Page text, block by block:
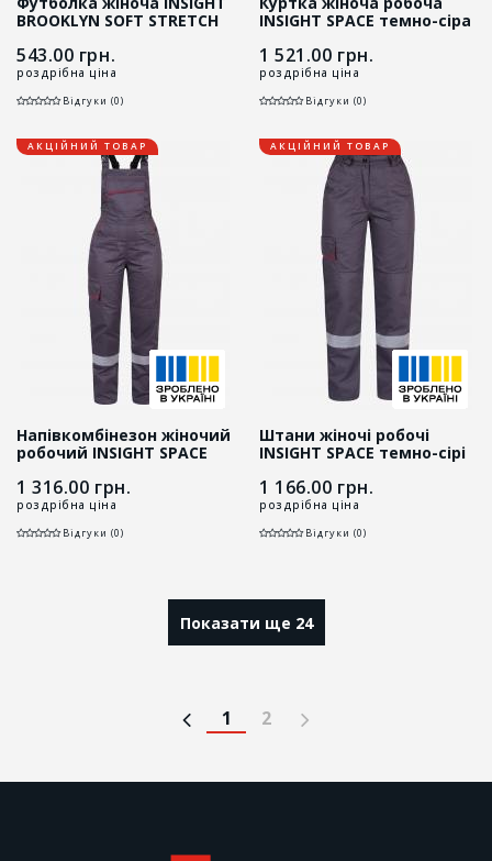
BROOKLYN SOFT STRETCH
543.00 грн.
роздрібна ціна
Відгуки (0)
INSIGHT SPACE темно-сіра
1 521.00 грн.
роздрібна ціна
Відгуки (0)
АКЦІЙНИЙ ТОВАР
Напівкомбінезон жіночий
робочий INSIGHT SPACE
1 316.00 грн.
роздрібна ціна
Відгуки (0)
АКЦІЙНИЙ ТОВАР
Штани жіночі робочі
INSIGHT SPACE темно-сірі
1 166.00 грн.
роздрібна ціна
Відгуки (0)
Показати ще 24
1 2